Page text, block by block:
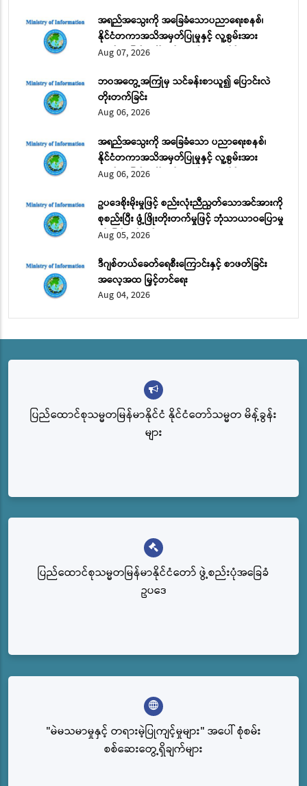
အရည်အသွေးကို အခြေခံသောပညာရေးစနစ်၊
နိုင်ငံတကာအသိအမှတ်ပြုမှုနှင့် လူ့စွမ်းအား
အရင်းအမြစ် ဖွံ့ဖြိုးတိုးတက်ရေး အပိုင်း (၂)
Aug 07, 2026
ဘဝအတွေ့အကြုံမှ သင်ခန်းစာယူ၍ ပြောင်းလဲ
တိုးတက်ခြင်း
Aug 06, 2026
အရည်အသွေးကို အခြေခံသော ပညာရေးစနစ်၊
နိုင်ငံတကာအသိအမှတ်ပြုမှုနှင့် လူ့စွမ်းအား
အရင်းအမြစ် ဖွံ့ဖြိုးတိုးတက်ရေး အပိုင်း (၁)
Aug 06, 2026
ဥပဒေစိုးမိုးမှုဖြင့် စည်းလုံးညီညွတ်သောအင်အားကို
စုစည်းပြီး ဖွံ့ဖြိုးတိုးတက်မှုဖြင့် ဘုံသာယာဝပြောမှု
ကို မြှင့်တင်မည်
Aug 05, 2026
ဒီဂျစ်တယ်ခေတ်ရေစီးကြောင်းနှင့် စာဖတ်ခြင်း
အလေ့အထ မြှင့်တင်ရေး
Aug 04, 2026
ပြည်ထောင်စုသမ္မတမြန်မာနိုင်ငံ နိုင်ငံတော်သမ္မတ မိန့်ခွန်း
များ
ပြည်‌ထောင်စုသမ္မတမြန်မာနိုင်ငံတော် ဖွဲ့စည်းပုံအခြေခံ
ဥပဒေ
"မဲမသမာမှုနှင့် တရားမဲ့ပြုကျင့်မှုများ" အပေါ် စုံစမ်း
စစ်ဆေးတွေ့ရှိချက်များ